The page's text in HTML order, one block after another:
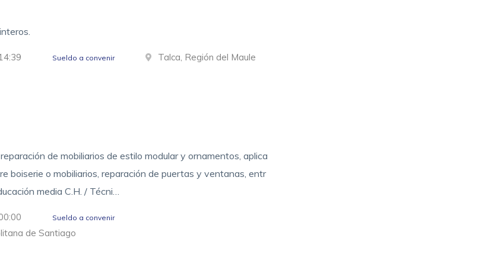
Sueldo a convenir Talca, Región del Maule
de mobiliarios de estilo modular y ornamentos, aplica
boiserie o mobiliarios, reparación de puertas y ventanas, entr
media C.H. / Técni…
Sueldo a convenir
de Santiago